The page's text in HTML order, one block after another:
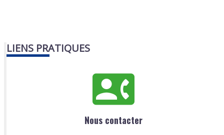
LIENS PRATIQUES
Nous contacter